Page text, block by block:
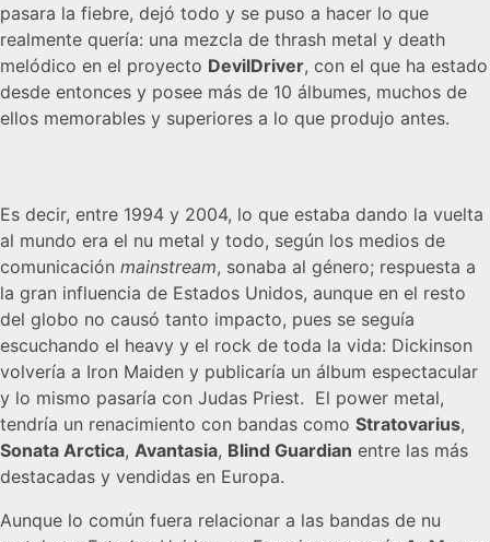
pasara la fiebre, dejó todo y se puso a hacer lo que
realmente quería: una mezcla de thrash metal y death
melódico en el proyecto DevilDriver, con el que ha estado
desde entonces y posee más de 10 álbumes, muchos de
ellos memorables y superiores a lo que produjo antes.
Es decir, entre 1994 y 2004, lo que estaba dando la vuelta
al mundo era el nu metal y todo, según los medios de
comunicación mainstream, sonaba al género; respuesta a
la gran influencia de Estados Unidos, aunque en el resto
del globo no causó tanto impacto, pues se seguía
escuchando el heavy y el rock de toda la vida: Dickinson
volvería a Iron Maiden y publicaría un álbum espectacular
y lo mismo pasaría con Judas Priest. El power metal,
tendría un renacimiento con bandas como Stratovarius,
Sonata Arctica, Avantasia, Blind Guardian entre las más
destacadas y vendidas en Europa.
Aunque lo común fuera relacionar a las bandas de nu